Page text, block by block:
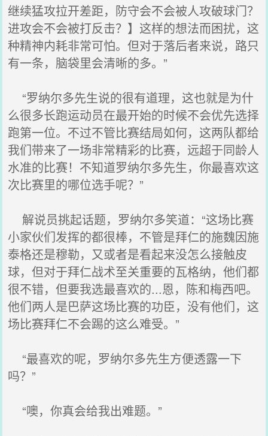
继续猛攻拉开差距，防守会不会被人攻破球门？
进攻会不会被打反击？】这样的想法而困扰，这
种精神内耗非常可怕。但对于落后者来说，路只
有一条，脑袋里会清晰的多。”
“罗纳尔多先生说的很有道理，这也就是为什
么很多长跑运动员在最开始的时候不会优先选择
跑第一位。不过不管比赛结局如何，这两队都给
我们带来了一场非常精彩的比赛，远超于同龄人
水准的比赛！不知道罗纳尔多先生，你最喜欢这
次比赛里的哪位选手呢？”
解说员挑起话题，罗纳尔多笑道：“这场比赛
小家伙们发挥的都很棒，不管是拜仁的施魏因施
泰格还是穆勒，又或者是看起来没怎么接触皮
球，但对于拜仁战术至关重要的瓦格纳，他们都
很不错，但要我选最喜欢的...恩，陈和梅西吧。
他们两人是巴萨这场比赛的功臣，没有他们，这
场比赛拜仁不会踢的这么难受。”
“最喜欢的呢，罗纳尔多先生方便透露一下
吗？”
“噢，你真会给我出难题。”